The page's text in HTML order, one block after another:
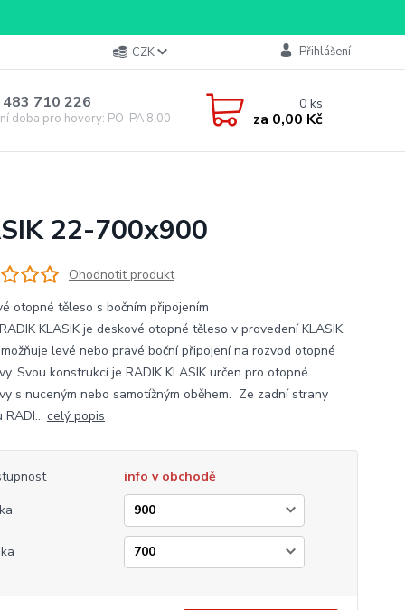
CZK Přihlášení
710 226
doba pro hovory: PO-PA 8,00-16,00
0ks
za 0,00 Kč
22-700x900
Ohodnotit produkt
otopné těleso s bočním připojením
KLASIK je deskové otopné těleso v provedení KLASIK,
levé nebo pravé boční připojení na rozvod otopné
Svou konstrukcí je RADIK KLASIK určen pro otopné
s nuceným nebo samotížným oběhem. Ze zadní strany
celý popis
info v obchodě